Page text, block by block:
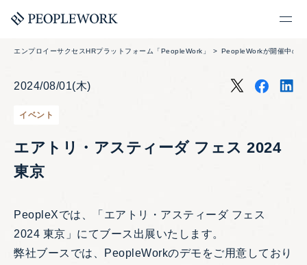
エンプロイーサクセスHRプラットフォーム「PeopleWork」 PeopleWorkが開催中のセ
2024/08/01(木)
イベント
エアトリ・アスティーダ フェス 2024
東京
PeopleXでは、「エアトリ・アスティーダ フェス
2024 東京」にてブース出展いたします。
弊社ブースでは、PeopleWorkのデモをご用意しており